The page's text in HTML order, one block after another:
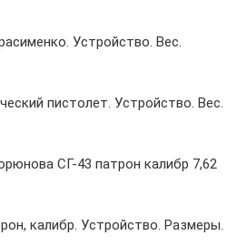
Устройство. Вес.
пистолет. Устройство. Вес.
СГ-43 патрон калибр 7,62
калибр. Устройство. Размеры.